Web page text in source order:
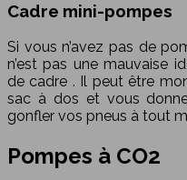
Cadre mini-pompes
Si vous n’avez pas de
n’est pas une mauvaise
de cadre . Il peut être
sac à dos et vous
gonfler vos pneus à tout
Pompes à CO2